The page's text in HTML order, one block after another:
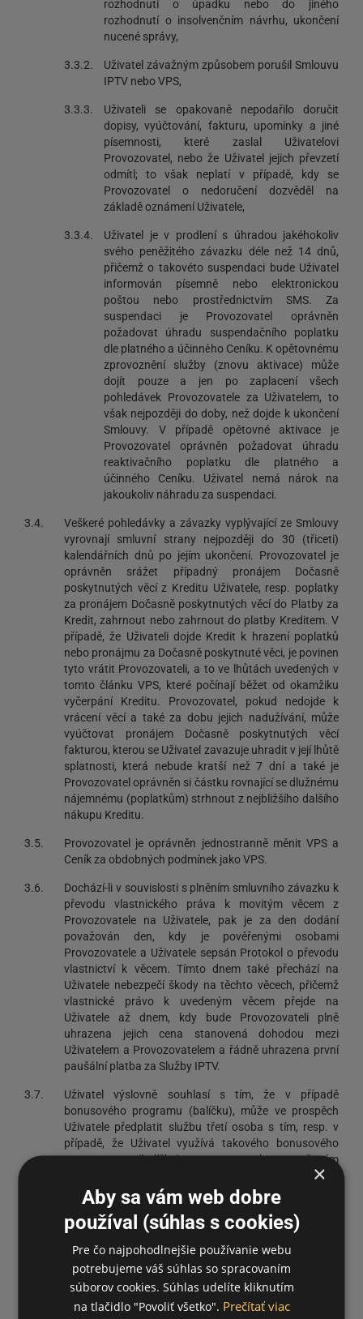
rozhodnutí o úpadku nebo do jiného
rozhodnutí o insolvenčním návrhu, ukončení
nucené správy,
3.3.2.
Uživatel závažným způsobem porušil Smlouvu
IPTV nebo VPS,
3.3.3.
Uživateli se opakovaně nepodařilo doručit
dopisy, vyúčtování, fakturu, upomínky a jiné
písemnosti, které zaslal Uživatelovi
Provozovatel, nebo že Uživatel jejich převzetí
odmítl; to však neplatí v případě, kdy se
Provozovatel o nedoručení dozvěděl na
základě oznámení Uživatele,
3.3.4.
Uživatel je v prodlení s úhradou jakéhokoliv
svého peněžitého závazku déle než 14 dnů,
přičemž o takovéto suspendaci bude Uživatel
informován písemně nebo elektronickou
poštou nebo prostřednictvím SMS. Za
suspendaci je Provozovatel oprávněn
požadovat úhradu suspendačního poplatku
dle platného a účinného Ceníku. K opětovnému
zprovoznění služby (znovu aktivace) může
dojít pouze a jen po zaplacení všech
pohledávek Provozovatele za Uživatelem, to
však nejpozději do doby, než dojde k ukončení
Smlouvy. V případě opětovné aktivace je
Provozovatel oprávněn požadovat úhradu
reaktivačního poplatku dle platného a
účinného Ceníku. Uživatel nemá nárok na
jakoukoliv náhradu za suspendaci.
3.4.
Veškeré pohledávky a závazky vyplývající ze Smlouvy
vyrovnají smluvní strany nejpozději do 30 (třiceti)
kalendářních dnů po jejím ukončení. Provozovatel je
oprávněn srážet případný pronájem Dočasně
poskytnutých věcí z Kreditu Uživatele, resp. poplatky
za pronájem Dočasně poskytnutých věcí do Platby za
Kredit, zahrnout nebo zahrnout do platby Kreditem. V
případě, že Uživateli dojde Kredit k hrazení poplatků
nebo pronájmu za Dočasně poskytnuté věci, je povinen
tyto vrátit Provozovateli, a to ve lhůtách uvedených v
tomto článku VPS, které počínají běžet od okamžiku
vyčerpání Kreditu. Provozovatel, pokud nedojde k
vrácení věcí a také za dobu jejich nadužívání, může
vyúčtovat pronájem Dočasně poskytnutých věcí
fakturou, kterou se Uživatel zavazuje uhradit v její lhůtě
splatnosti, která nebude kratší než 7 dní a také je
Provozovatel oprávněn si částku rovnající se dlužnému
nájemnému (poplatkům) strhnout z nejbližšího dalšího
nákupu Kreditu.
3.5.
Provozovatel je oprávněn jednostranně měnit VPS a
Ceník za obdobných podmínek jako VPS.
3.6.
Dochází-li v souvislosti s plněním smluvního závazku k
převodu vlastnického práva k movitým věcem z
Provozovatele na Uživatele, pak je za den dodání
považován den, kdy je pověřenými osobami
Provozovatele a Uživatele sepsán Protokol o převodu
vlastnictví k věcem. Tímto dnem také přechází na
Uživatele nebezpečí škody na těchto věcech, přičemž
vlastnické právo k uvedeným věcem přejde na
Uživatele až dnem, kdy bude Provozovateli plně
uhrazena jejich cena stanovená dohodou mezi
Uživatelem a Provozovatelem a řádně uhrazena první
paušální platba za Služby IPTV.
3.7.
Uživatel výslovně souhlasí s tím, že v případě
bonusového programu (balíčku), může ve prospěch
Uživatele předplatit službu třetí osoba s tím, resp. v
případě, že Uživatel využívá takového bonusového
programu (balíčku) v rozsahu určeném
Provozovatelem, souhlasí Uživatel s tím, aby náklady
za tyto Služby IPTV, kterou jsou předmětem
takovéhoto bonusového programu (balíčku), uhradila
třetí osoba. Na úhradu třetí osobou ovšem Uživatel
souhlasí tím, že pokud třetí osoba přestane za
Uživatele Službu IPTV hradit je Provozovatel oprávněn
deaktivovat přípojku. Opětovnou aktivaci provede
Uživatel již za podmínek stanovených VPS.
×
Aby sa vám web dobre
používal (súhlas s cookies)
Pre čo najpohodlnejšie používanie webu
potrebujeme váš súhlas so spracovaním
súborov cookies. Súhlas udelíte kliknutím
na tlačidlo "Povoliť všetko". Prečítať viac